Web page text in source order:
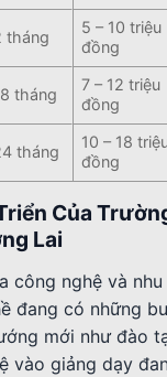
tháng
5 – 10 triệu
đồng
tháng
7 – 12 triệu
đồng
tháng
10 – 18
đồng
Của
Lai
công nghệ và
đang có những
mới như đào
vào giảng dạy